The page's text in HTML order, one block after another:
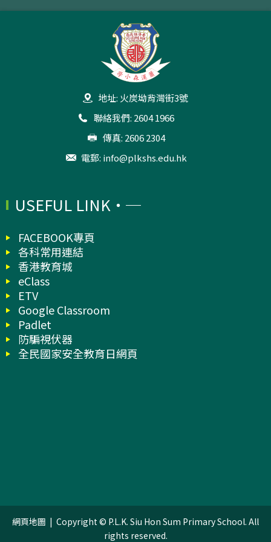
地址: 火炭坳背灣街3號
聯絡我們: 2604 1966
傳真: 2606 2304
電郵: info@plkshs.edu.hk
USEFUL LINK
FACEBOOK專頁
各科常用連結
香港教育城
eClass
ETV
Google Classroom
Padlet
防騙視伏器
全民國家安全教育日網頁
網頁地圖 | Copyright © P.L.K. Siu Hon Sum Primary School. All
rights reserved.